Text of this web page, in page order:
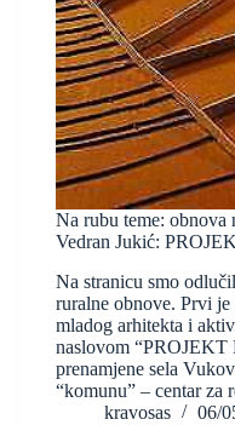
Na rubu teme: obnova
Vedran Jukić:
Na stranicu smo
ruralne obnove. Prvi
mladog arhitekta i
naslovom “PROJEKT
prenamjene sela
“komunu” – centar
kravosas
06/